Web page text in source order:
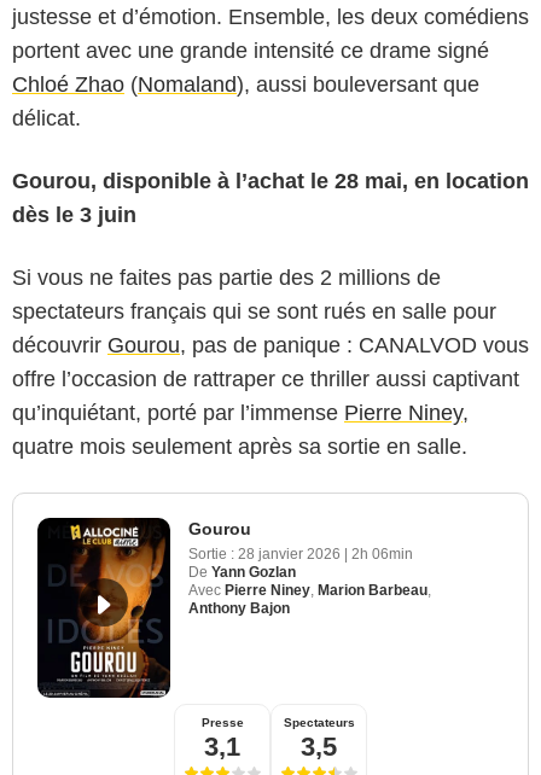
justesse et d’émotion. Ensemble, les deux comédiens
portent avec une grande intensité ce drame signé
Chloé Zhao (Nomaland), aussi bouleversant que
délicat.
Gourou, disponible à l’achat le 28 mai, en location
dès le 3 juin
Si vous ne faites pas partie des 2 millions de
spectateurs français qui se sont rués en salle pour
découvrir Gourou, pas de panique : CANALVOD vous
offre l’occasion de rattraper ce thriller aussi captivant
qu’inquiétant, porté par l’immense Pierre Niney,
quatre mois seulement après sa sortie en salle.
Gourou
Sortie : 28 janvier 2026
2h 06min
De Yann Gozlan
Avec Pierre Niney, Marion Barbeau,
Anthony Bajon
Presse
3,1
Spectateurs
3,5